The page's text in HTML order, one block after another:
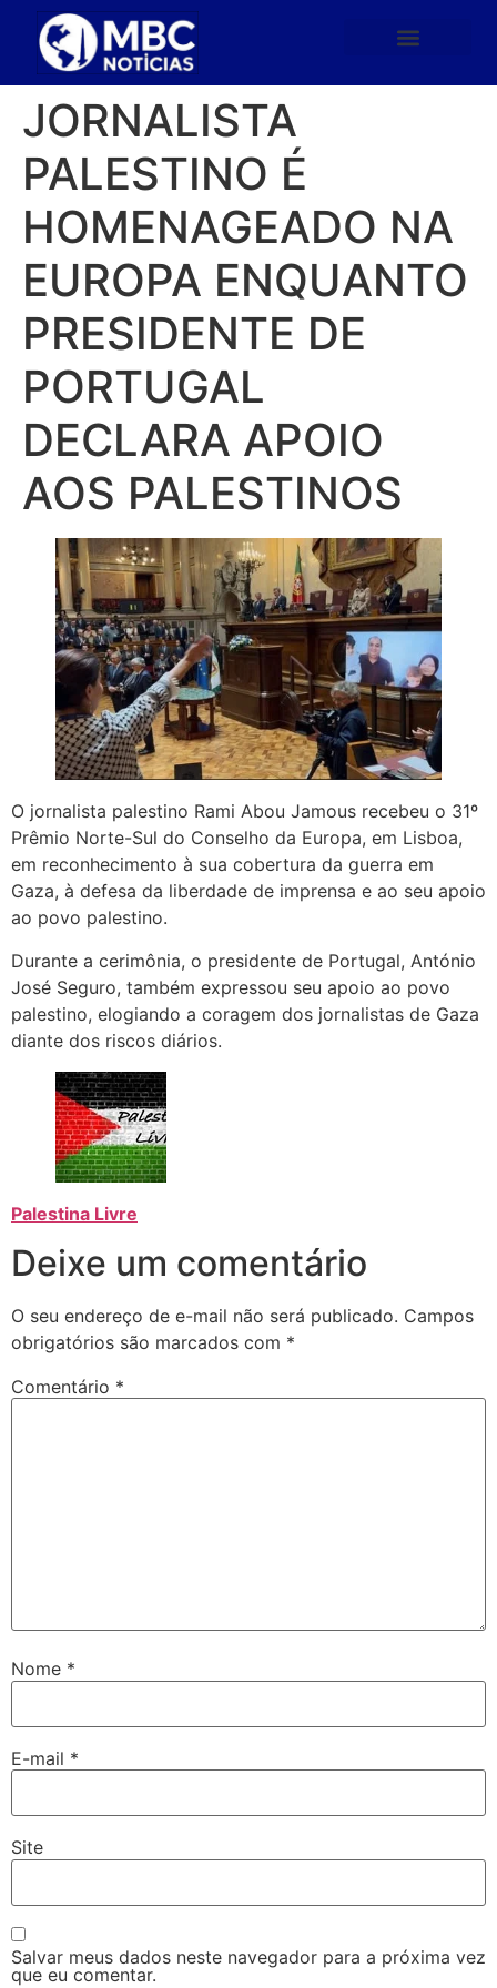
JORNALISTA
PALESTINO É
HOMENAGEADO NA
EUROPA ENQUANTO
PRESIDENTE DE
PORTUGAL
DECLARA APOIO
AOS PALESTINOS
O jornalista palestino Rami Abou Jamous recebeu o 31º
Prêmio Norte-Sul do Conselho da Europa, em Lisboa,
em reconhecimento à sua cobertura da guerra em
Gaza, à defesa da liberdade de imprensa e ao seu apoio
ao povo palestino.
Durante a cerimônia, o presidente de Portugal, António
José Seguro, também expressou seu apoio ao povo
palestino, elogiando a coragem dos jornalistas de Gaza
diante dos riscos diários.
Palestina Livre
Deixe um comentário
O seu endereço de e-mail não será publicado. Campos
obrigatórios são marcados com *
Comentário *
Nome *
E-mail *
Site
Salvar meus dados neste navegador para a próxima vez
que eu comentar.